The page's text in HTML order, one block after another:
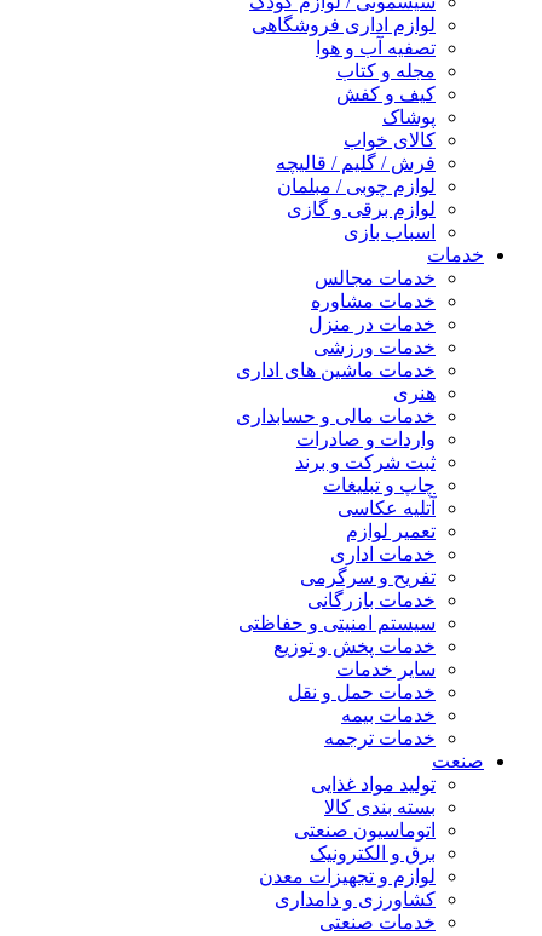
لوازم اداری فروشگاهی
تصفیه آب و هوا
مجله و کتاب
کیف و کفش
پوشاک
کالای خواب
فرش / گلیم / قالیچه
لوازم چوبی / مبلمان
لوازم برقی و گازی
اسباب بازی
خدمات
خدمات مجالس
خدمات مشاوره
خدمات در منزل
خدمات ورزشی
خدمات ماشین های اداری
هنری
خدمات مالی و حسابداری
واردات و صادرات
ثبت شرکت و برند
چاپ و تبلیغات
آتلیه عکاسی
تعمیر لوازم
خدمات اداری
تفریح و سرگرمی
خدمات بازرگانی
سیستم امنیتی و حفاظتی
خدمات پخش و توزیع
سایر خدمات
خدمات حمل و نقل
خدمات بیمه
خدمات ترجمه
صنعت
تولید مواد غذایی
بسته بندی کالا
اتوماسیون صنعتی
برق و الکترونیک
لوازم و تجهیزات معدن
کشاورزی و دامداری
خدمات صنعتی